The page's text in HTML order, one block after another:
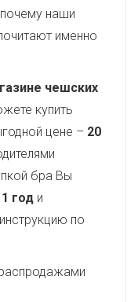
наши
именно
чешских
купить
цене – 20
бра Вы
год и
по